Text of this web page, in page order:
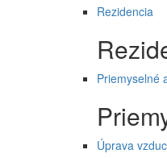
Rezidencia
Priemyselné
Úprava